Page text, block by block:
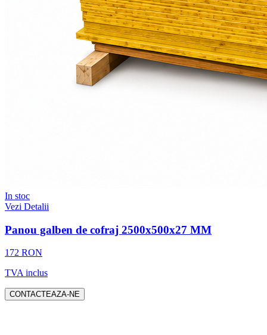
In stoc
Vezi Detalii
Panou galben de cofraj 2500x500x27 MM
172 RON
TVA inclus
CONTACTEAZA-NE